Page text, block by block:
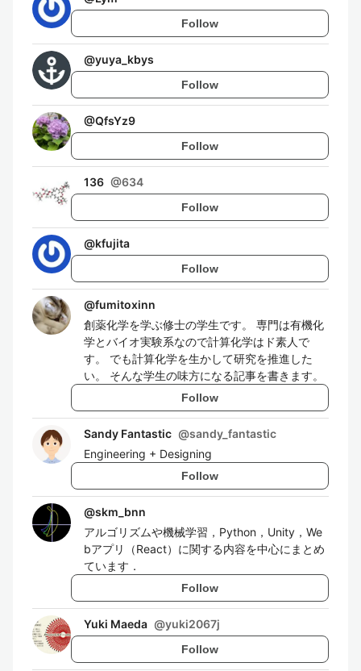
Follow
@yuya_kbys
Follow
@QfsYz9
Follow
136 @634
Follow
@kfujita
Follow
@fumitoxinn
創薬化学を学ぶ修士の学生です。 専門は有機化
学とバイオ実験系なので計算化学はド素人で
す。 でも計算化学を生かして研究を推進した
い。 そんな学生の味方になる記事を書きます。
Follow
Sandy Fantastic @sandy_fantastic
Engineering + Designing
Follow
@skm_bnn
アルゴリズムや機械学習，Python，Unity，We
bアプリ（React）に関する内容を中心にまとめ
ています．
Follow
Yuki Maeda @yuki2067j
Follow